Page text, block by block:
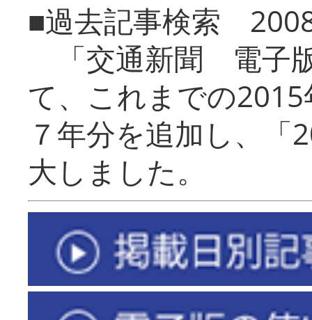
■過去記事検索
「交通新聞 電子
て、これまでの
７年分を追加し、「
大しまし